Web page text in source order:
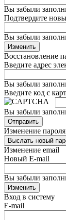
Вы забыли
Подтвердите
Вы забыли
Изменить
Восстановление
Введите адрес
Вы забыли
Введите код с
Вы забыли
Отправить
Изменение пароля
Выслать новый
Изменение email
Новый E-mail
Вы забыли
Изменить
Вход в систему
E-mail